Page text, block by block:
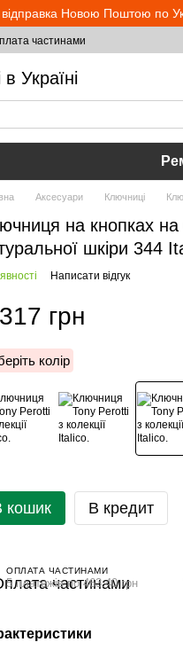
Новою Поштою по
частинами
Україні
Аксесуари Ключниці
на кнопках
шкіри 344
Написати відгук
грн
колір
кошик В кредит
ОПЛАТА ЧАСТИНАМИ
5 платежів по 463.40 грн